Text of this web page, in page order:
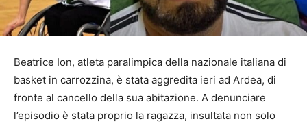
Beatrice Ion, atleta paralimpica della nazionale italiana di
basket in carrozzina, è stata aggredita ieri ad Ardea, di
fronte al cancello della sua abitazione. A denunciare
l’episodio è stata proprio la ragazza, insultata non solo